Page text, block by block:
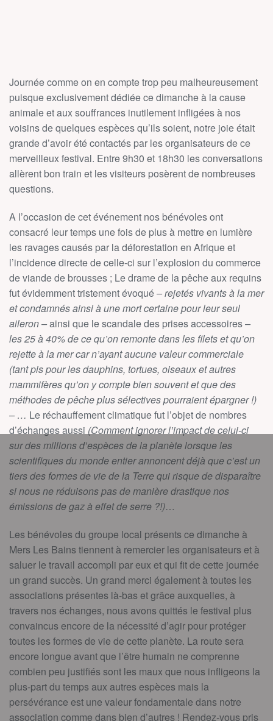
Journée comme on en compte trop peu malheureusement
puisque exclusivement dédiée ce dimanche à la cause
animale et aux souffrances inutilement infligées à nos
voisins de quelques espèces qu’ils soient, notre joie était
grande d’avoir été contactés par les organisateurs de ce
merveilleux festival. Entre 9h30 et 18h30 les conversations
allèrent bon train et les visiteurs posèrent de nombreuses
questions.
A l’occasion de cet événement nos bénévoles ont
consacré leur temps une fois de plus à mettre en lumière
les ravages causés par la déforestation en Afrique et
l’incidence directe de celle-ci sur l’explosion du commerce
de viande de brousses ; Le drame de la pêche aux requins
fut évidemment tristement évoqué– rejetés vivants à la mer
et condamnés ainsi à une mort certaine pour leur seul
aileron –ainsi que le scandale des prises accessoires–
les 25 à 40% de ce qu’on remonte dans les filets et qu’on
rejette à la mer car n’ayant aucune valeur commerciale
(tant pis pour les dauphins, tortues, oiseaux et autres
mammifères qu’on y compte bien souvent et que des
méthodes de pêche plus sélectives pourraient épargner !)
– … Le réchauffement climatique fut l’objet de nombres
d’échanges aussi (Comment ignorer l’impact de celui-ci
sur des millions d’espèces de la planète lorsque les
scientifiques du monde entier annoncent déjà que c’est un
tiers des formes de vie de la Terre qui risque de disparaître
si nous ne réduisons pas de manière drastique nos
émissions de gaz à effet de serre ?!)…
Les bénévoles du groupe local présents ce dimanche à
Mers Les Bains tiennent à remercier les organisateurs et à
saluer le travail accompli par eux et qui fit de cette journée
un grand succès. Un grand merci également à toutes les
associations présentes là-bas et grâce auxquelles, à
travers nos échanges, nous avons quittés le festival plus
convaincus encore de la nécessité d’agir pour protéger
toutes les formes de vie de cette planète. La route sera
encore longue avant que l’être humain ne comprenne
combien peu justifiés sont les maux que nous infligeons la
plus-part du temps aux autres espèces mais la
persévérance est une valeur fondamentale dans notre
association comme dans bien d’autres ! Rendez-vous pris